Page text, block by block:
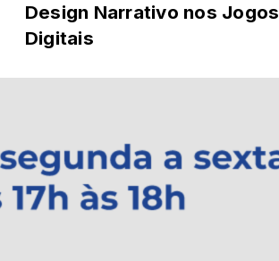
Design Narrativo nos Jogos
Digitais